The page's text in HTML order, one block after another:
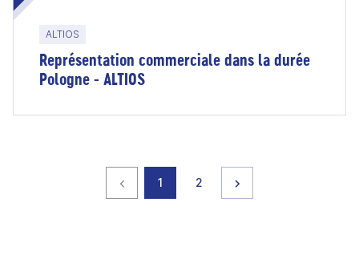
ALTIOS
Représentation commerciale dans la durée
Pologne - ALTIOS
Page précédente
page
1 page
2